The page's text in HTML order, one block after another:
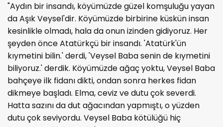
"Aydın bir insandı, köyümüzde güzel komşuluğu yayan
da Aşık Veysel'dir. Köyümüzde birbirine küskün insan
kesinlikle olmadı, hala da onun izinden gidiyoruz. Her
şeyden önce Atatürkçü bir insandı. 'Atatürk'ün
kıymetini bilin.' derdi, 'Veysel Baba senin de kıymetini
biliyoruz.' derdik. Köyümüzde ağaç yoktu, Veysel Baba
bahçeye ilk fidanı dikti, ondan sonra herkes fidan
dikmeye başladı. Elma, ceviz ve dutu çok severdi.
Hatta sazını da dut ağacından yapmıştı, o yüzden
dutu çok seviyordu. Veysel Baba kötülüğü hiç